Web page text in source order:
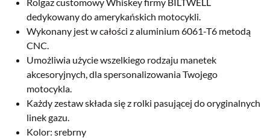
dedykowany do amerykańskich motocykli.
Wykonany jest w całości z aluminium 6061-T6 metodą
CNC.
Umożliwia użycie wszelkiego rodzaju manetek
akcesoryjnych, dla spersonalizowania Twojego
motocykla.
Każdy zestaw składa się z rolki pasującej do oryginalnych
linek gazu.
Kolor: srebrny